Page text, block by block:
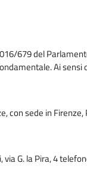
679 del
Ai
con sede in
G. la Pira, 4